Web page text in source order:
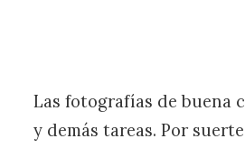
Las fotografías de buena
y demás tareas. Por